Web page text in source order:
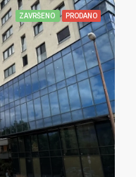
ZAVRŠENO PRODANO